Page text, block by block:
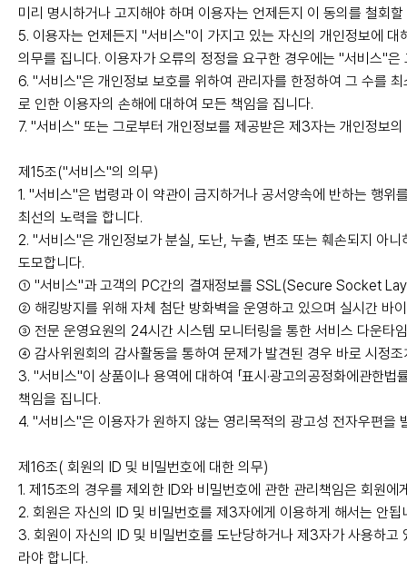
미리 명시하거나 고지해야 하며 이용자는 언제든지 이 동의를 철회
5. 이용자는 언제든지 "서비스"이 가지고 있는 자신의 개인정보에
의무를 집니다. 이용자가 오류의 정정을 요구한 경우에는 "서비스"
6. "서비스"은 개인정보 보호를 위하여 관리자를 한정하여 그 수를
로 인한 이용자의 손해에 대하여 모든 책임을 집니다.
7. "서비스" 또는 그로부터 개인정보를 제공받은 제3자는 개인정보
제15조("서비스"의 의무)
1. "서비스"은 법령과 이 약관이 금지하거나 공서양속에 반하는 행
최선의 노력을 합니다.
2. "서비스"은 개인정보가 분실, 도난, 누출, 변조 또는 훼손되지 아
도모합니다.
① "서비스"과 고객의 PC간의 결재정보를 SSL(Secure Socket
② 해킹방지를 위해 자체 첨단 방화벽을 운영하고 있으며 실시간 바
③ 전문 운영요원의 24시간 시스템 모니터링을 통한 서비스 다운타
④ 감사위원회의 감사활동을 통하여 문제가 발견된 경우 바로 시정조
3. "서비스"이 상품이나 용역에 대하여 「표시·광고의공정화에관한
책임을 집니다.
4. "서비스"은 이용자가 원하지 않는 영리목적의 광고성 전자우편을
제16조( 회원의 ID 및 비밀번호에 대한 의무)
1. 제15조의 경우를 제외한 ID와 비밀번호에 관한 관리책임은 회원에
2. 회원은 자신의 ID 및 비밀번호를 제3자에게 이용하게 해서는 안됩
3. 회원이 자신의 ID 및 비밀번호를 도난당하거나 제3자가 사용하
라야 합니다.